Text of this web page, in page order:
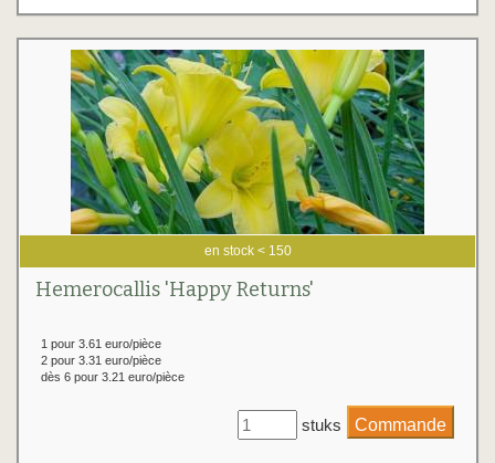
en stock < 150
Hemerocallis 'Happy Returns'
1 pour 3.61 euro/pièce
2 pour 3.31 euro/pièce
dès 6 pour 3.21 euro/pièce
stuks